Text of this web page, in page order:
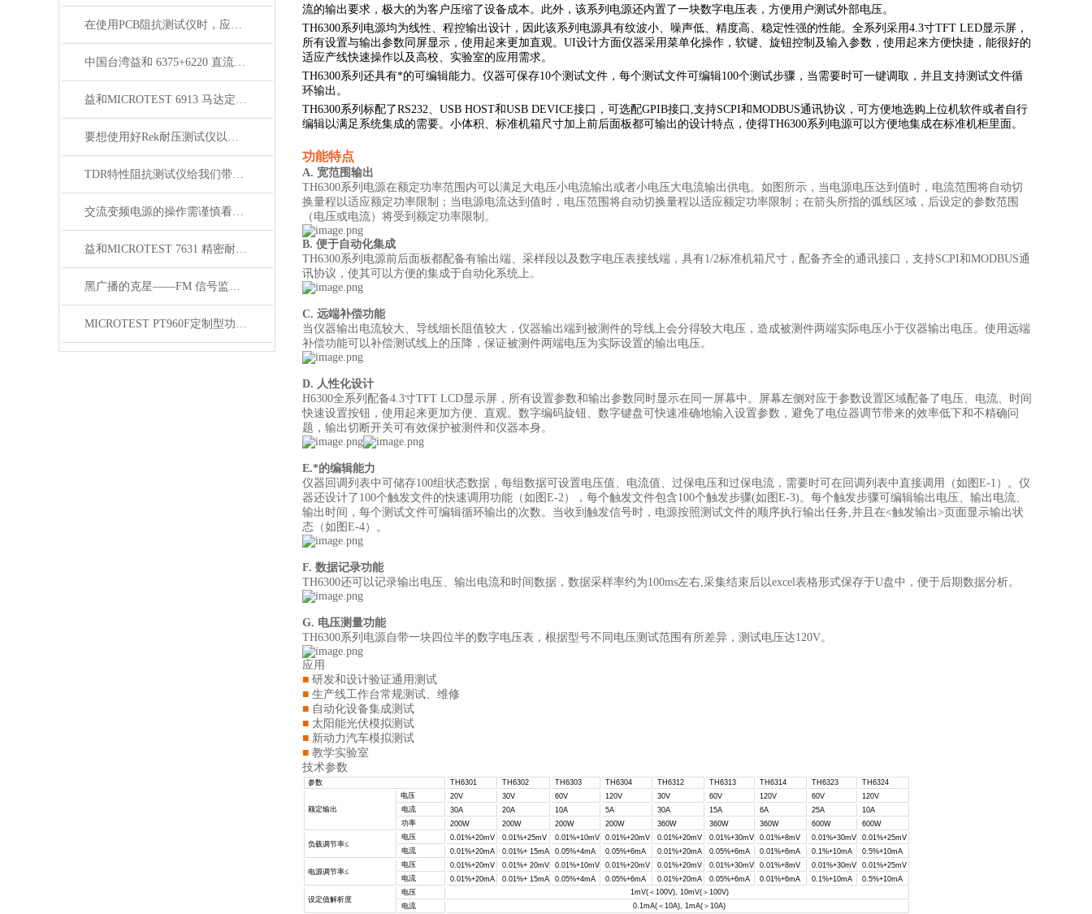
在使用PCB阻抗测试仪时，应该注意以下几个要点
中国台湾益和 6375+6220 直流偏流源测试系统
益和MICROTEST 6913 马达定子测试系统
要想使用好Rek耐压测试仪以下步骤不可少
TDR特性阻抗测试仪给我们带来了怎样优势呢？
交流变频电源的操作需谨慎看完下文你就知道了？
益和MICROTEST 7631 精密耐压测试仪
黑广播的克星——FM 信号监测系统
MICROTEST PT960F定制型功能自动测试系统
流的输出要求，极大的为客户压缩了设备成本。此外，该系列电源还内置了一块数字电压表，方便用户测试外部电压。
TH6300系列电源均为线性、程控输出设计，因此该系列电源具有纹波小、噪声低、精度高、稳定性强的性能。全系列采用4.3寸TFT LED显示屏，
所有设置与输出参数同屏显示，使用起来更加直观。UI设计方面仪器采用菜单化操作，软键、旋钮控制及输入参数，使用起来方便快捷，能很好的
适应产线快速操作以及高校、实验室的应用需求。
TH6300系列还具有*的可编辑能力。仪器可保存10个测试文件，每个测试文件可编辑100个测试步骤，当需要时可一键调取，并且支持测试文件循
环输出。
TH6300系列标配了RS232、USB HOST和USB DEVICE接口，可选配GPIB接口,支持SCPI和MODBUS通讯协议，可方便地选购上位机软件或者自行
编辑以满足系统集成的需要。小体积、标准机箱尺寸加上前后面板都可输出的设计特点，使得TH6300系列电源可以方便地集成在标准机柜里面。
功能特点
A. 宽范围输出
TH6300系列电源在额定功率范围内可以满足大电压小电流输出或者小电压大电流输出供电。如图所示，当电源电压达到值时，电流范围将自动切
换量程以适应额定功率限制；当电源电流达到值时，电压范围将自动切换量程以适应额定功率限制；在箭头所指的弧线区域，后设定的参数范围
（电压或电流）将受到额定功率限制。
B. 便于自动化集成
TH6300系列电源前后面板都配备有输出端、采样段以及数字电压表接线端，具有1/2标准机箱尺寸，配备齐全的通讯接口，支持SCPI和MODBUS通
讯协议，使其可以方便的集成于自动化系统上。
C. 远端补偿功能
当仪器输出电流较大、导线细长阻值较大，仪器输出端到被测件的导线上会分得较大电压，造成被测件两端实际电压小于仪器输出电压。使用远端
补偿功能可以补偿测试线上的压降，保证被测件两端电压为实际设置的输出电压。
D. 人性化设计
H6300全系列配备4.3寸TFT LCD显示屏，所有设置参数和输出参数同时显示在同一屏幕中。屏幕左侧对应于参数设置区域配备了电压、电流、时间
快速设置按钮，使用起来更加方便、直观。数字编码旋钮、数字键盘可快速准确地输入设置参数，避免了电位器调节带来的效率低下和不精确问
题，输出切断开关可有效保护被测件和仪器本身。
E.*的编辑能力
仪器回调列表中可储存100组状态数据，每组数据可设置电压值、电流值、过保电压和过保电流，需要时可在回调列表中直接调用（如图E-1）。仪
器还设计了100个触发文件的快速调用功能（如图E-2），每个触发文件包含100个触发步骤(如图E-3)。每个触发步骤可编辑输出电压、输出电流、
输出时间，每个测试文件可编辑循环输出的次数。当收到触发信号时，电源按照测试文件的顺序执行输出任务,并且在<触发输出>页面显示输出状
态（如图E-4）。
F. 数据记录功能
TH6300还可以记录输出电压、输出电流和时间数据，数据采样率约为100ms左右,采集结束后以excel表格形式保存于U盘中，便于后期数据分析。
G. 电压测量功能
TH6300系列电源自带一块四位半的数字电压表，根据型号不同电压测试范围有所差异，测试电压达120V。
应用
■ 研发和设计验证通用测试
■ 生产线工作台常规测试、维修
■ 自动化设备集成测试
■ 太阳能光伏模拟测试
■ 新动力汽车模拟测试
■ 教学实验室
技术参数
参数 TH6301 TH6302 TH6303 TH6304 TH6312 TH6313 TH6314 TH6323 TH6324
额定输出
电压 20V 30V 60V 120V 30V 60V 120V 60V
120V
电流
30A 20A 10A 5A 30A 15A 6A 25A
10A
功率
200W 200W 200W 200W 360W 360W 360W 600W 600W
负载调节率≤
电压 0.01%+20mV 0.01%+25mV 0.01%+10mV 0.01%+20mV 0.01%+20mV 0.01%+30mV 0.01%+8mV 0.01%+30mV
0.01%+25mV
电流
0.01%+20mA 0.01%+ 15mA 0.05%+4mA 0.05%+6mA 0.01%+20mA 0.05%+6mA 0.01%+6mA 0.1%+10mA 0.5%+10mA
电源调节率≤
电压 0.01%+20mV 0.01%+ 20mV 0.01%+10mV 0.01%+20mV 0.01%+20mV 0.01%+30mV 0.01%+8mV 0.01%+30mV
0.01%+25mV
电流
0.01%+20mA 0.01%+ 15mA 0.05%+4mA 0.05%+6mA 0.01%+20mA 0.05%+6mA 0.01%+6mA 0.1%+10mA 0.5%+10mA
设定值解析度
电压 1mV(＜ 100V), 10mV(＞ 100V)
电流
0.1mA( ＜ 10A), 1mA( ＞ 10A)